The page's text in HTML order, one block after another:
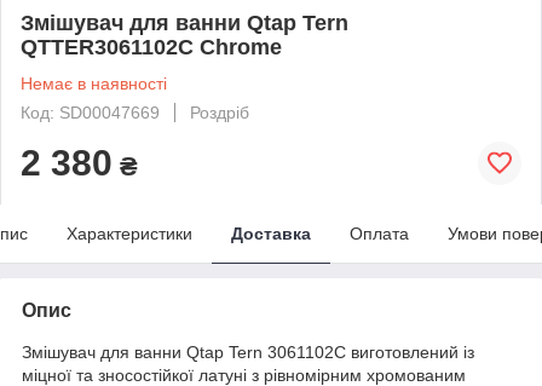
Змішувач для ванни Qtap Tern
QTTER3061102C Chrome
Немає в наявності
Код: SD00047669
Роздріб
2 380 ₴
Характеристики Доставка Оплата Умови
Опис
Змішувач для ванни Qtap Tern 3061102C виготовлений із
міцної та зносостійкої латуні з рівномірним хромованим